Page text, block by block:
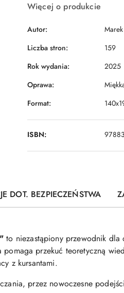
Więcej o produkcie
Autor:
Liczba stron:
159
Rok wydania:
2025
Oprawa:
Format:
ISBN:
DOT. BEZPIECZEŃSTWA
to niezastąpiony przewodnik
przekuć teoretyczną
z kursantami.
przez nowoczesne